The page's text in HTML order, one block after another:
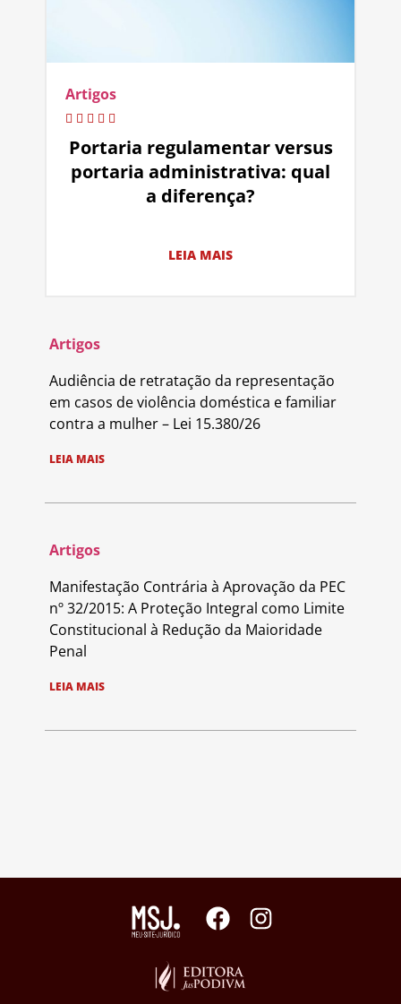
Artigos
Portaria regulamentar versus
portaria administrativa: qual
a diferença?
LEIA MAIS
Artigos
Audiência de retratação da representação
em casos de violência doméstica e familiar
contra a mulher – Lei 15.380/26
LEIA MAIS
Artigos
Manifestação Contrária à Aprovação da PEC
nº 32/2015: A Proteção Integral como Limite
Constitucional à Redução da Maioridade
Penal
LEIA MAIS